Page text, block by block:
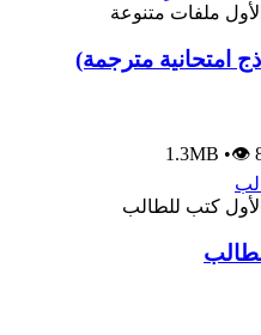
ملفات متنوعة
امتحانية مترجمة)
1.3MB •👁
كتب للطالب